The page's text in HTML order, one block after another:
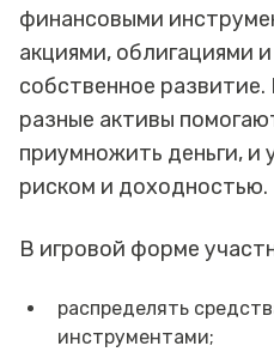
финансовыми
акциями, облигациями
собственное
разные активы
приумножить деньги, и
риском и доходностью.
В игровой форме
распределять
инструментами;